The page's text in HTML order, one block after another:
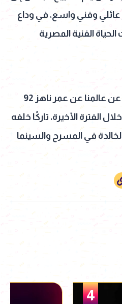
وفني واسع، في وداع
الفنية المصرية
ورحل عبدالرحمن أبو زهرة عن عالمنا عن عمر ناهز 92
الفترة الأخيرة، تاركًا خلفه
في المسرح والسينما
5